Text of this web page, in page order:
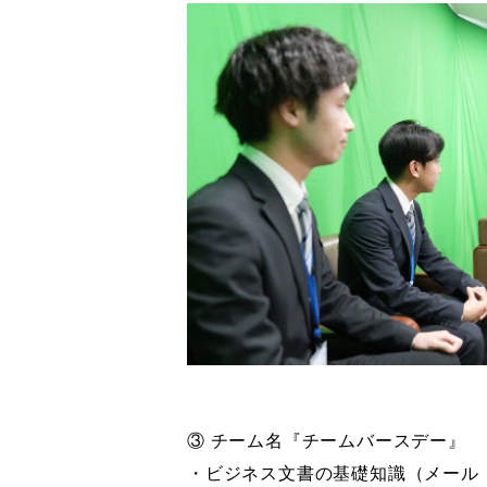
③ チーム名『チームバースデー』
・ビジネス文書の基礎知識（メール